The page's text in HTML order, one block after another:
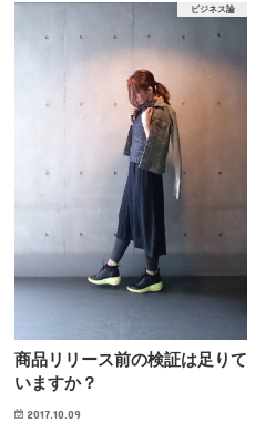
ビジネス論
商品リリース前の検証は足りて
いますか？
2017.10.09